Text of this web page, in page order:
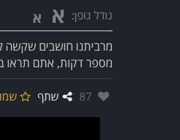
גודל גופן: א א
מרביתנו חושבים שקשה
מספר דקות, אתם תראו
אהבו:
87 שתף